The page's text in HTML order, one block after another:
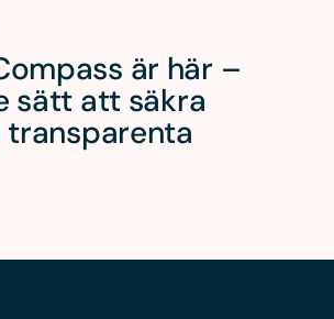
är här –
sätt att säkra